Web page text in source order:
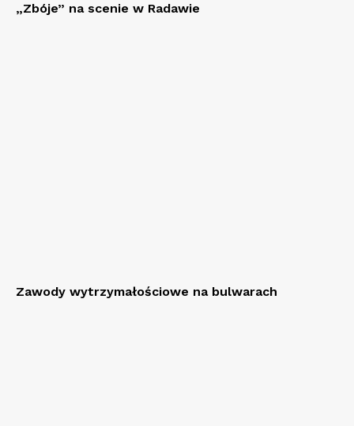
„Zbóje” na scenie w Radawie
Zawody wytrzymałościowe na bulwarach